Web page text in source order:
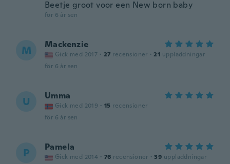
Beetje groot voor een New born baby
för 6 år sen
M Mackenzie
Gick med 2017 · 27 recensioner · 21 uppladdningar
för 6 år sen
U Umma
Gick med 2019 · 15 recensioner
för 6 år sen
P Pamela
Gick med 2014 · 76 recensioner · 39 uppladdningar